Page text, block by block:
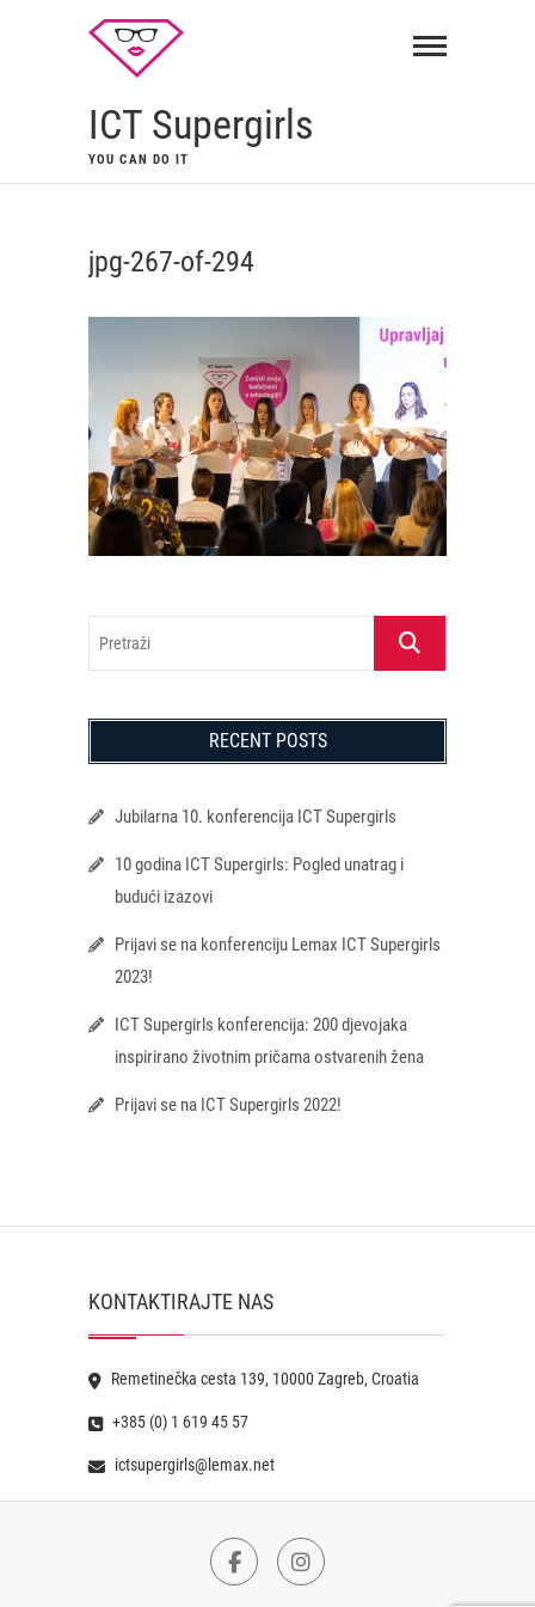
ICT Supergirls
YOU CAN DO IT
jpg-267-of-294
Pretraži
RECENT POSTS
Jubilarna 10. konferencija ICT Supergirls
10 godina ICT Supergirls: Pogled unatrag i
budući izazovi
Prijavi se na konferenciju Lemax ICT Supergirls
2023!
ICT Supergirls konferencija: 200 djevojaka
inspirirano životnim pričama ostvarenih žena
Prijavi se na ICT Supergirls 2022!
KONTAKTIRAJTE NAS
Remetinečka cesta 139, 10000 Zagreb, Croatia
+385 (0) 1 619 45 57
ictsupergirls@lemax.net
FacebookInstagram